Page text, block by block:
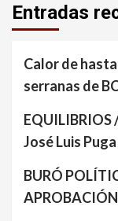
Entradas
Calor de
serranas de
EQUILIBRIOS
José Luis Puga
BURÓ